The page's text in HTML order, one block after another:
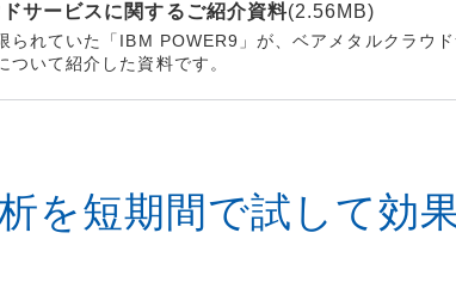
サービスに関するご紹介資料(2.56MB)
られていた「IBM POWER9」が、ベアメタルクラウ
いて紹介した資料です。
を短期間で試して効